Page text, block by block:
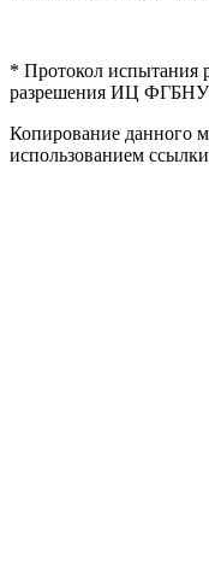
* Протокол испытания
разрешения ИЦ
Копирование данного
использованием